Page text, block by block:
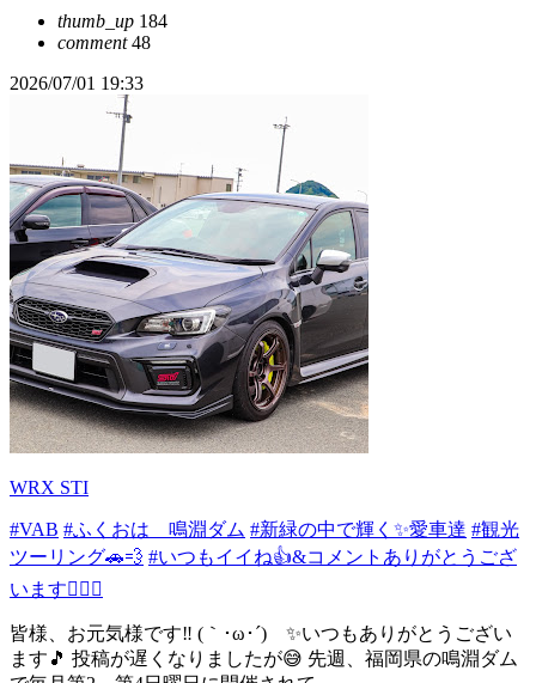
thumb_up 184
comment48
2026/07/01 19:33
WRX STI
#VAB #ふくおは 鳴淵ダム #新緑の中で輝く✨愛車達 #観光
ツーリング🚗💨 #いつもイイね👍&コメントありがとうござ
います🙇‍♂✨
皆様、お元気様です‼️ (｀･ω･´)ゞ✨いつもありがとうござい
ます🎵 投稿が遅くなりましたが😅 先週、福岡県の鳴淵ダム